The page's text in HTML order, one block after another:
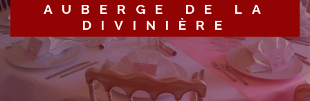
AUBERGE DE LA
DIVINIÈRE